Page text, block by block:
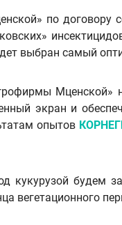
по договору
выбран самый
Мценской»
экран и
опытов
кукурузой будем
вегетационного